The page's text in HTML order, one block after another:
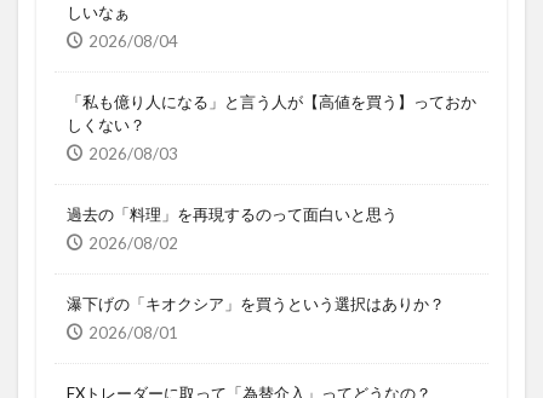
しいなぁ
2026/08/04
「私も億り人になる」と言う人が【高値を買う】っておか
しくない？
2026/08/03
過去の「料理」を再現するのって面白いと思う
2026/08/02
瀑下げの「キオクシア」を買うという選択はありか？
2026/08/01
FXトレーダーに取って「為替介入」ってどうなの？